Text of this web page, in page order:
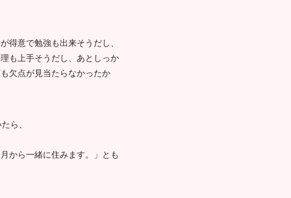
得意で勉強も出来そうだし、
も上手そうだし、あとしっか
欠点が見当たらなかったか
ら、
から一緒に住みます。」とも